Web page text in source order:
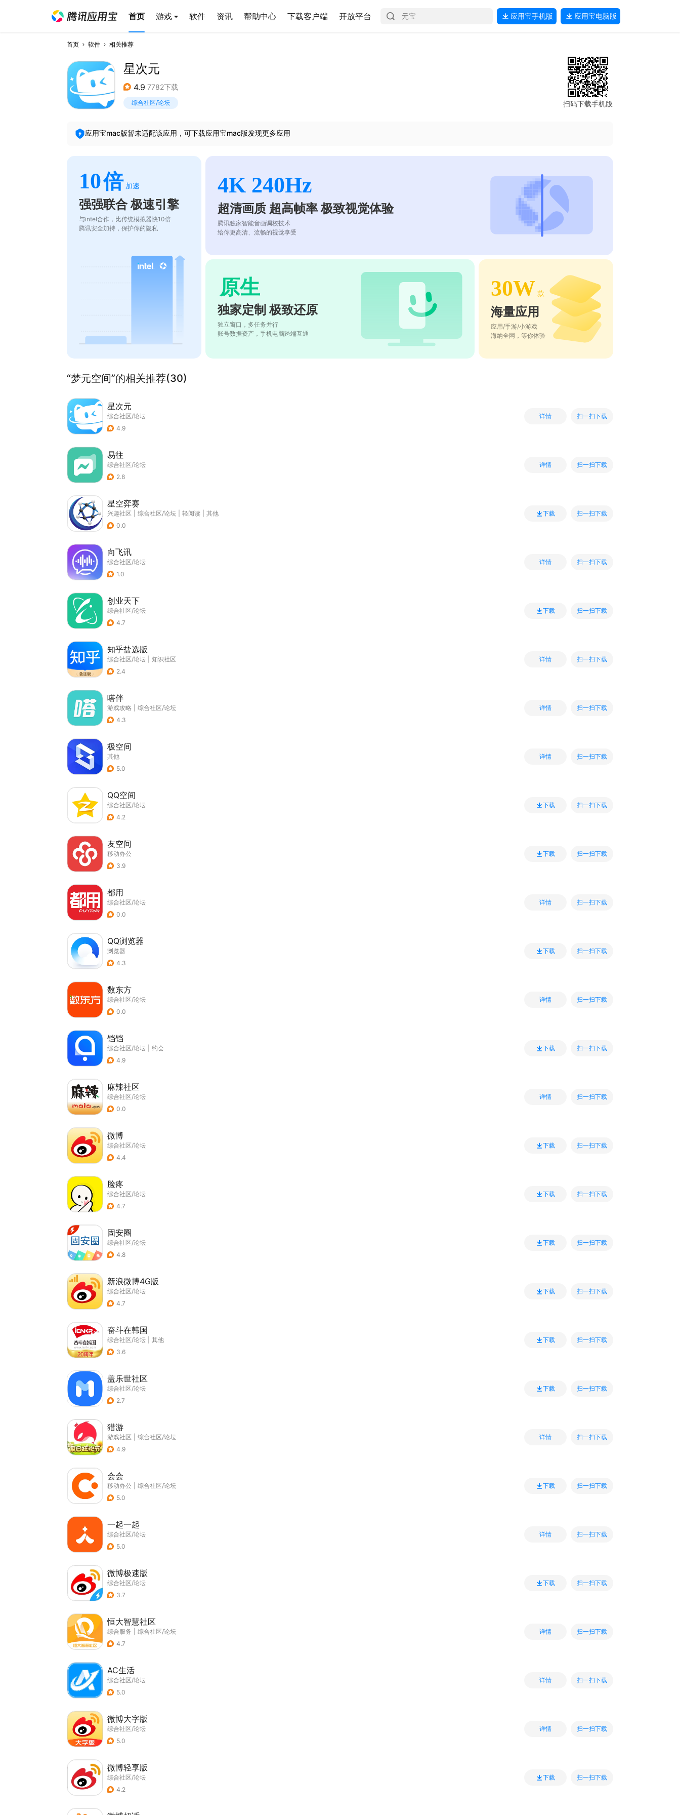
首页 游戏 软件 资讯 帮助中心 下载客户端 开放平台 应用宝手机版 应用宝电脑版
首页 软件 相关推荐
星次元
4.9 7782下载
综合社区/论坛 扫码下载手机版
应用宝mac版暂未适配该应用，可下载应用宝mac版发现更多应用
10倍 加速
强强联合 极速引擎
与intel合作，比传统模拟器快10倍
腾讯安全加持，保护你的隐私
4K 240Hz
超清画质 超高帧率 极致视觉体验
腾讯独家智能音画调校技术
给你更高清、流畅的视觉享受
原生
独家定制 极致还原
独立窗口，多任务并行
账号数据资产，手机电脑跨端互通
30W 款
海量应用
应用/手游/小游戏
海纳全网，等你体验
“梦元空间”的相关推荐(30)
星次元
综合社区/论坛
4.9
详情 扫一扫下载
易往
综合社区/论坛
2.8
详情 扫一扫下载
星空弈赛
兴趣社区 综合社区/论坛 轻阅读
其他
0.0
下载 扫一扫下载
向飞讯
综合社区/论坛
1.0
详情 扫一扫下载
创业天下
综合社区/论坛
4.7
下载 扫一扫下载
知乎盐选版
综合社区/论坛
知识社区
2.4
详情 扫一扫下载
嗒伴
游戏攻略
综合社区/论坛
4.3
详情 扫一扫下载
极空间
其他
5.0
详情 扫一扫下载
QQ空间
综合社区/论坛
4.2
下载 扫一扫下载
友空间
移动办公
3.9
下载 扫一扫下载
都用
综合社区/论坛
0.0
详情 扫一扫下载
QQ浏览器
浏览器
4.3
下载 扫一扫下载
数东方
综合社区/论坛
0.0
详情 扫一扫下载
铛铛
综合社区/论坛
约会
4.9
下载 扫一扫下载
麻辣社区
综合社区/论坛
0.0
详情 扫一扫下载
微博
综合社区/论坛
4.4
下载 扫一扫下载
脸疼
综合社区/论坛
4.7
下载 扫一扫下载
固安圈
综合社区/论坛
4.8
下载 扫一扫下载
新浪微博4G版
综合社区/论坛
4.7
下载 扫一扫下载
奋斗在韩国
综合社区/论坛
其他
3.6
下载 扫一扫下载
盖乐世社区
综合社区/论坛
2.7
下载 扫一扫下载
猎游
游戏社区
综合社区/论坛
4.9
详情 扫一扫下载
会会
移动办公
综合社区/论坛
5.0
下载 扫一扫下载
一起一起
综合社区/论坛
5.0
详情 扫一扫下载
微博极速版
综合社区/论坛
3.7
下载 扫一扫下载
恒大智慧社区
综合服务
综合社区/论坛
4.7
详情 扫一扫下载
AC生活
综合社区/论坛
5.0
详情 扫一扫下载
微博大字版
综合社区/论坛
5.0
详情 扫一扫下载
微博轻享版
综合社区/论坛
4.2
下载 扫一扫下载